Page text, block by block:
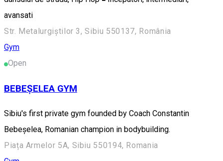
avansati
Str. Metalurgiștilor 3, Sibiu 550137, România
Gym
Open
BEBEȘELEA GYM
Sibiu's first private gym founded by Coach Constantin
Bebeșelea, Romanian champion in bodybuilding.
Piața Armelor 5A, Sibiu 550194, Romania